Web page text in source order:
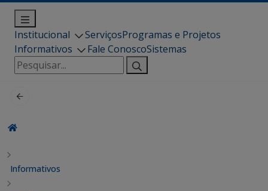
Institucional ServiçosProgramas e Projetos
Informativos
Fale ConoscoSistemas
Pesquisar
por:
Informativos